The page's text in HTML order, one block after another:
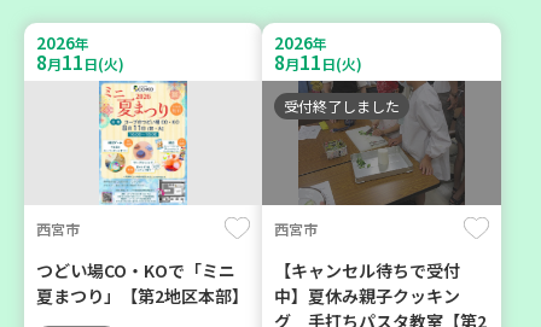
元気豚」を語る
大人向け
学び・体験
命体験講座～
大人向け
平和・防災
9月5日(土)
2026年
9月4日(金)
2026年
8月11日(火)
西宮市
つどい場CO・KOで「ミニ
夏まつり」【第2地区本部】
2026年
8月11日(火)
受付終了しました
西宮市
【キャンセル待ちで受付
中】夏休み親子クッキン
グ 手打ちパスタ教室【第2